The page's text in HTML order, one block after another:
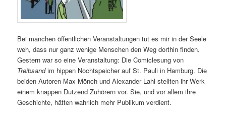
Bei manchen öffentlichen Veranstaltungen tut es mir in der Seele
weh, dass nur ganz wenige Menschen den Weg dorthin finden.
Gestern war so eine Veranstaltung: Die Comiclesung von
Treibsandim hippen Nochtspeicher auf St. Pauli in Hamburg. Die
beiden Autoren Max Mönch und Alexander Lahl stellten ihr Werk
einem knappen Dutzend Zuhörern vor. Sie, und vor allem ihre
Geschichte, hätten wahrlich mehr Publikum verdient.